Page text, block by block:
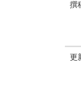
撰
更